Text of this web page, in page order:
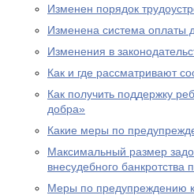
Изменен порядок
Изменена система оплаты
Изменения в
Как и где рассматривают
Как получить поддержку
добра»
Какие меры по
Максимальный размер
внесудебного
Меры по предупреждению